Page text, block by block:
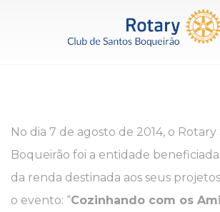
No dia 7 de agosto de 2014, o Rotary
Boqueirão foi a entidade
da renda destinada aos seus
o evento: “Cozinhando com os